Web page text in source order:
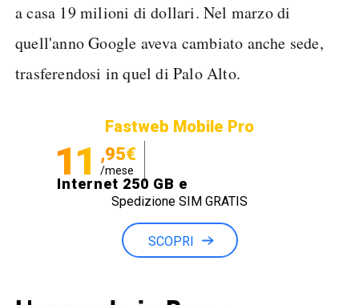
a casa 19 milioni di dollari. Nel marzo di
quell'anno Google aveva cambiato anche sede,
trasferendosi in quel di Palo Alto.
Fastweb Mobile Pro
11 ,95€
/mese
Internet 250 GB e
Minuti illimitati
Spedizione SIM GRATIS
SCOPRI